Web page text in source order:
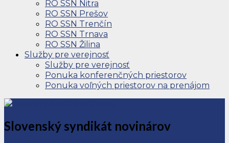
RO SSN Nitra
RO SSN Prešov
RO SSN Trenčín
RO SSN Trnava
RO SSN Žilina
Služby pre verejnosť
Služby pre verejnosť
Ponuka konferenčných priestorov
Ponuka voľných priestorov na prenájom
Slovenský syndikát novinárov